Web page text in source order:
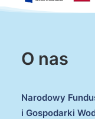
O nas
Narodowy
i Gospodarki